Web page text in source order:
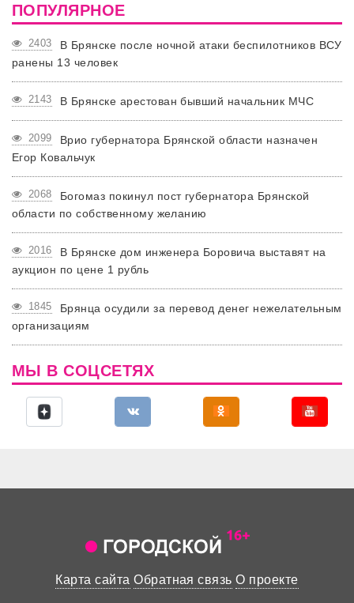
ПОПУЛЯРНОЕ
2403
В Брянске после ночной атаки беспилотников ВСУ
ранены 13 человек
2143 В Брянске арестован бывший начальник МЧС
2099
Врио губернатора Брянской области назначен
Егор Ковальчук
2068
Богомаз покинул пост губернатора Брянской
области по собственному желанию
2016
В Брянске дом инженера Боровича выставят на
аукцион по цене 1 рубль
1845
Брянца осудили за перевод денег нежелательным
организациям
МЫ В СОЦСЕТЯХ
Карта сайта Обратная связь О проекте